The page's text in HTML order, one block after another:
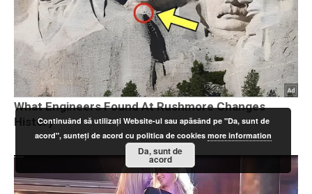
Continuând să utilizați Website-ul sau apăsând pe "Da, sunt de
acord", sunteți de acord cu politica de cookiesmore information
Da, sunt de
acord